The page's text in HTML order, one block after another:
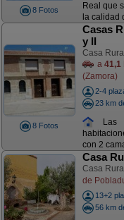
8 Fotos
Real que
la calidad
8 Fotos
Casas
y II
Casa
a 41,1
(Zamora)
2-4
23 km
Las
con 2
Casa
Casa
de
13+2
56 km